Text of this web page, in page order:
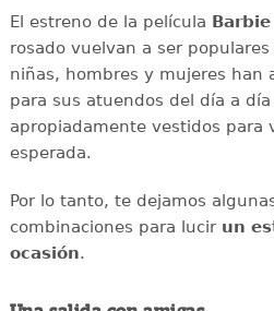
El estreno de la película Barbie
rosado vuelvan a ser
niñas, hombres y mujeres han
para sus atuendos del día a
apropiadamente vestidos para
esperada.
Por lo tanto, te dejamos
combinaciones para lucir un
ocasión.